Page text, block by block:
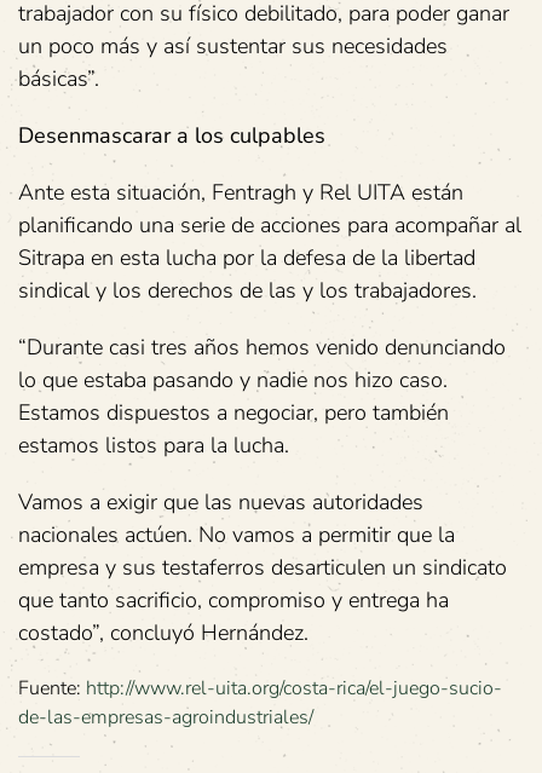
trabajador con su físico debilitado, para poder ganar
un poco más y así sustentar sus necesidades
básicas”.
Desenmascarar a los culpables
Ante esta situación, Fentragh y Rel UITA están
planificando una serie de acciones para acompañar al
Sitrapa en esta lucha por la defesa de la libertad
sindical y los derechos de las y los trabajadores.
“Durante casi tres años hemos venido denunciando
lo que estaba pasando y nadie nos hizo caso.
Estamos dispuestos a negociar, pero también
estamos listos para la lucha.
Vamos a exigir que las nuevas autoridades
nacionales actúen. No vamos a permitir que la
empresa y sus testaferros desarticulen un sindicato
que tanto sacrificio, compromiso y entrega ha
costado”, concluyó Hernández.
Fuente: http://www.rel-uita.org/costa-rica/el-juego-sucio-
de-las-empresas-agroindustriales/